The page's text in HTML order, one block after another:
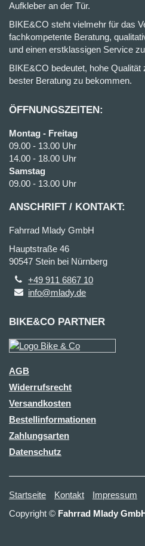
Aufkleber an der Tür.
BIKE&CO steht vielmehr für das
fachkompetente Beratung,
und einen erstklassigen Service
BIKE&CO bedeutet, hohe Qualität
bester Beratung zu bekommen.
ÖFFNUNGSZEITEN:
Montag - Freitag
09.00 - 13.00 Uhr
14.00 - 18.00 Uhr
Samstag
09.00 - 13.00 Uhr
ANSCHRIFT / KONTAKT:
Fahrrad Mlady GmbH
Hauptstraße 46
90547 Stein bei Nürnberg
+49 911 6867 10
info@mlady.de
BIKE&CO PARTNER
AGB
Widerrufsrecht
Versandkosten
Bestellinformationen
Zahlungsarten
Datenschutz
Startseite Kontakt
Impressum
Copyright © Fahrrad Mlady